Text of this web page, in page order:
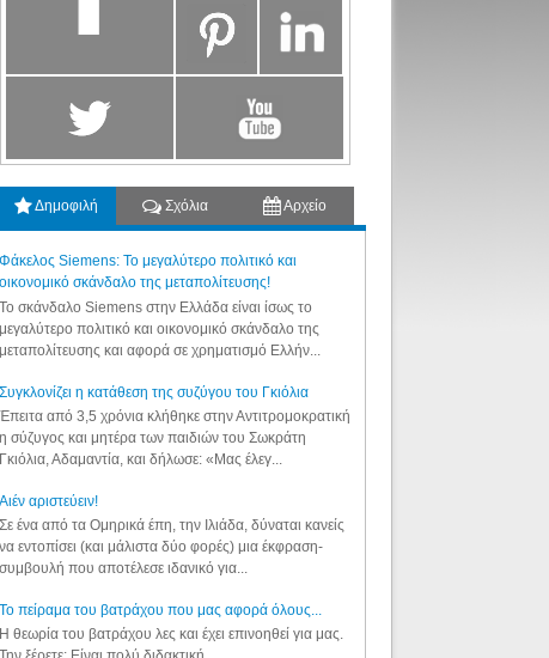
Δημοφιλή Σχόλια Αρχείο
Φάκελος Siemens: Το μεγαλύτερο πολιτικό και
οικονομικό σκάνδαλο της μεταπολίτευσης!
Το σκάνδαλο Siemens στην Ελλάδα είναι ίσως το
μεγαλύτερο πολιτικό και οικονομικό σκάνδαλο της
μεταπολίτευσης και αφορά σε χρηματισμό Ελλήν...
Συγκλονίζει η κατάθεση της συζύγου του Γκιόλια
Έπειτα από 3,5 χρόνια κλήθηκε στην Αντιτρομοκρατική
η σύζυγος και μητέρα των παιδιών του Σωκράτη
Γκιόλια, Αδαμαντία, και δήλωσε: «Μας έλεγ...
Aιέν αριστεύειν!
Σε ένα από τα Ομηρικά έπη, την Ιλιάδα, δύναται κανείς
να εντοπίσει (και μάλιστα δύο φορές) μια έκφραση-
συμβουλή που αποτέλεσε ιδανικό για...
Το πείραμα του βατράχου που μας αφορά όλους...
Η θεωρία του βατράχου λες και έχει επινοηθεί για μας.